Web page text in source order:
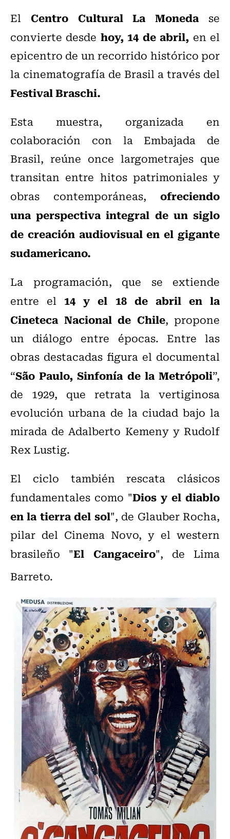
El Centro Cultural La Moneda se
convierte desde hoy, 14 de abril, en el
epicentro de un recorrido histórico por
la cinematografía de Brasil a través del
Festival Braschi.
Esta muestra, organizada en
colaboración con la Embajada de
Brasil, reúne once largometrajes que
transitan entre hitos patrimoniales y
obras contemporáneas, ofreciendo
una perspectiva integral de un siglo
de creación audiovisual en el gigante
sudamericano.
La programación, que se extiende
entre el 14 y el 18 de abril en la
Cineteca Nacional de Chile, propone
un diálogo entre épocas. Entre las
obras destacadas figura el documental
“São Paulo, Sinfonía de la Metrópoli”,
de 1929, que retrata la vertiginosa
evolución urbana de la ciudad bajo la
mirada de Adalberto Kemeny y Rudolf
Rex Lustig.
El ciclo también rescata clásicos
fundamentales como "Dios y el diablo
en la tierra del sol", de Glauber Rocha,
pilar del Cinema Novo, y el western
brasileño "El Cangaceiro", de Lima
Barreto.